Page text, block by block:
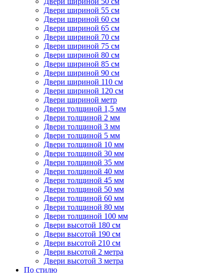
Двери шириной 55 см
Двери шириной 60 см
Двери шириной 65 см
Двери шириной 70 см
Двери шириной 75 см
Двери шириной 80 см
Двери шириной 85 см
Двери шириной 90 см
Двери шириной 110 см
Двери шириной 120 см
Двери шириной метр
Двери толщиной 1,5 мм
Двери толщиной 2 мм
Двери толщиной 3 мм
Двери толщиной 5 мм
Двери толщиной 10 мм
Двери толщиной 30 мм
Двери толщиной 35 мм
Двери толщиной 40 мм
Двери толщиной 45 мм
Двери толщиной 50 мм
Двери толщиной 60 мм
Двери толщиной 80 мм
Двери толщиной 100 мм
Двери высотой 180 см
Двери высотой 190 см
Двери высотой 210 см
Двери высотой 2 метра
Двери высотой 3 метра
По стилю